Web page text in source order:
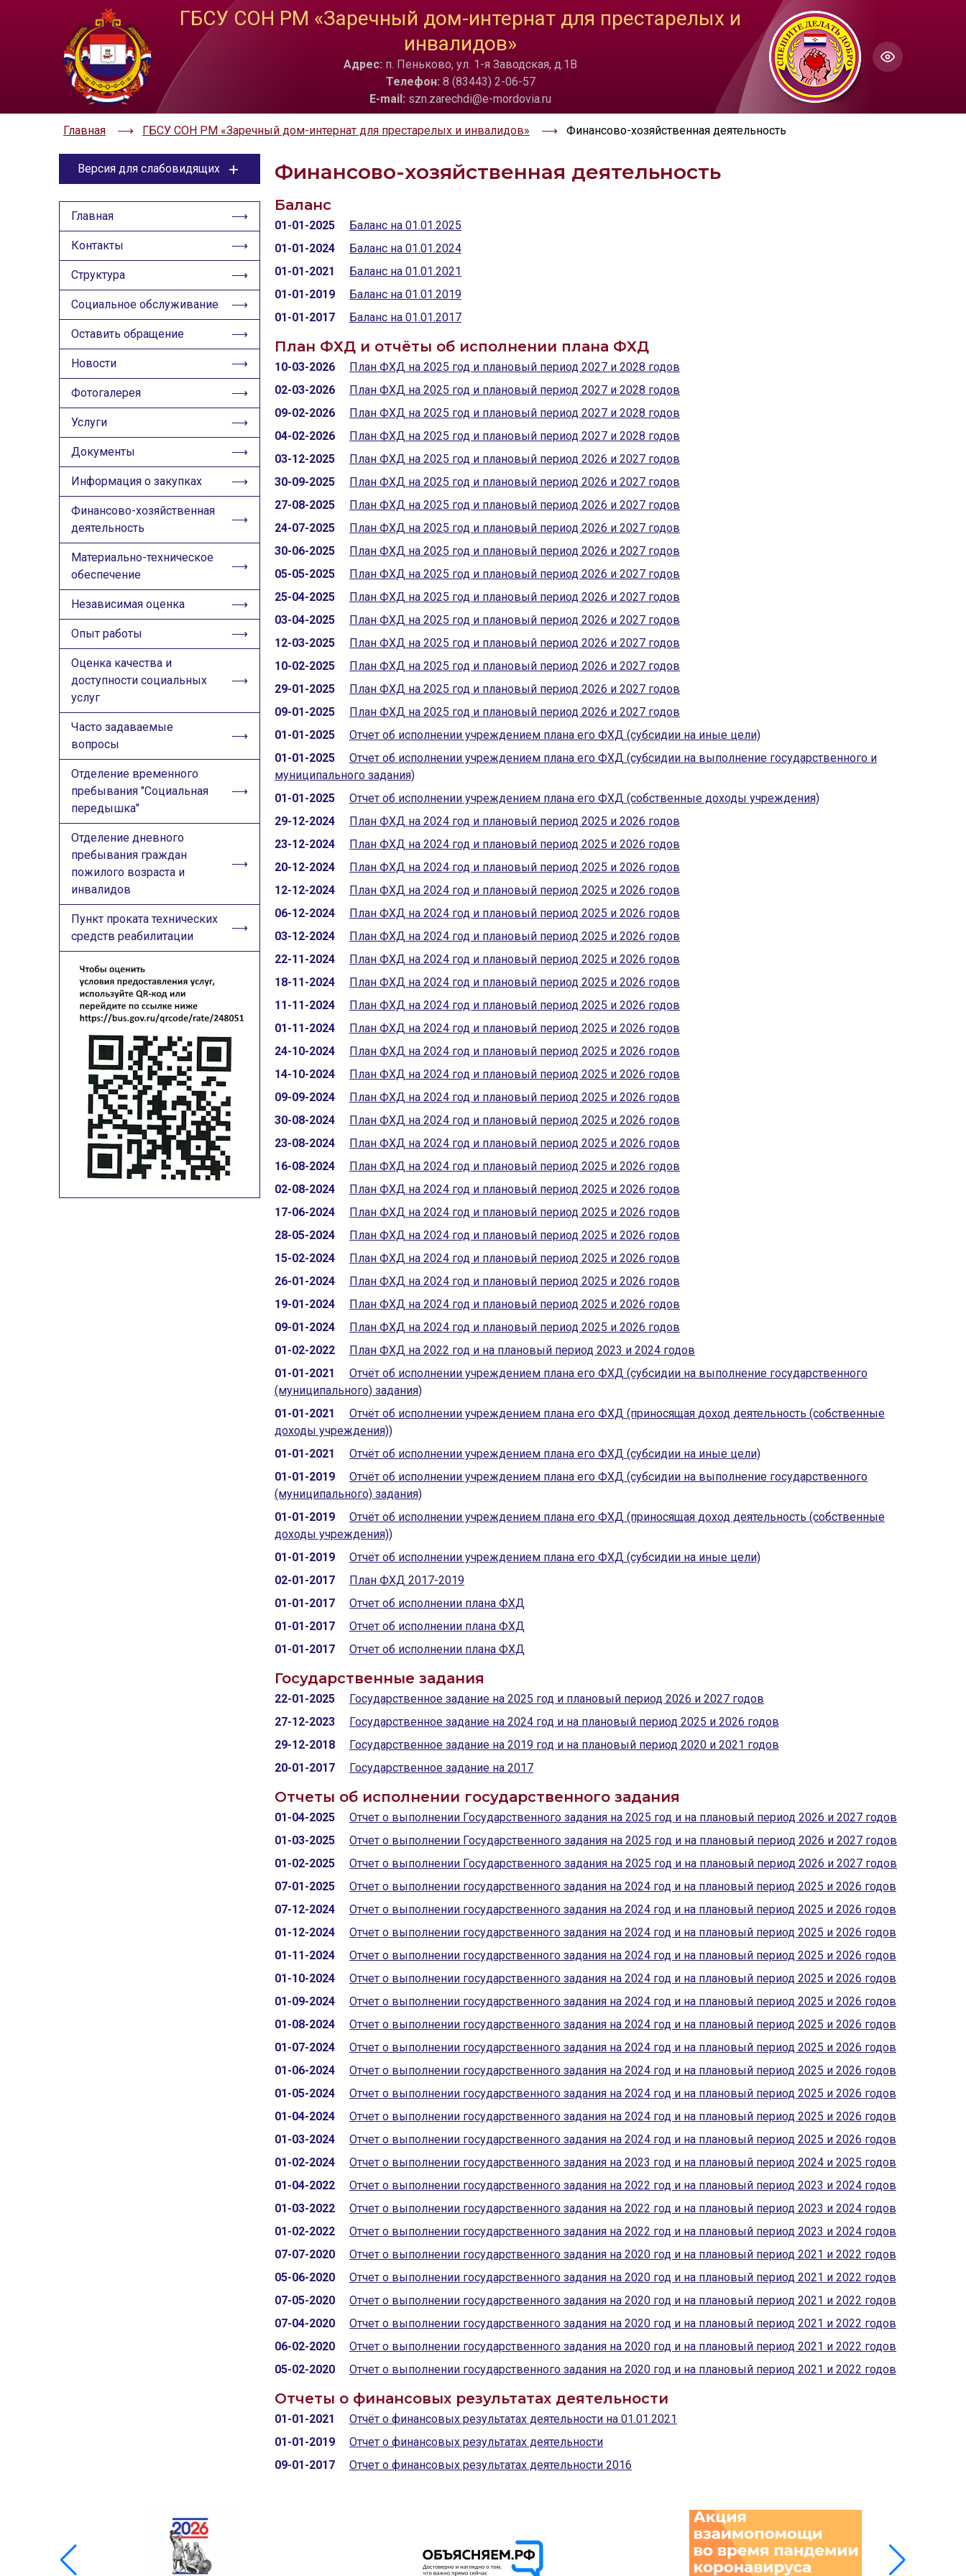
ЦВЕТОВАЯ СХЕМА
Aa Aa Aa
РАЗМЕР ТЕКСТА ИЗОБРАЖЕНИЯ
Скрыть Ч/б
ГОЛОС
Настройки по умолчанию
ГБСУ СОН РМ «Заречный дом-интернат для престарелых и
инвалидов»
Адрес: п. Пеньково, ул. 1-я Заводская, д.1В
Телефон: 8 (83443) 2-06-57
E-mail: szn.zarechdi@e-mordovia.ru
Главная ГБСУ СОН РМ «Заречный дом-интернат для престарелых и инвалидов» Финансово-хозяйственная деятельность
Версия для слабовидящих
ЦВЕТОВАЯ СХЕМА
Aa Aa Aa
Aa
ИЗОБРАЖЕНИЯ
🔊 Включить озвучивание
Настройки по умолчанию
Настройки по умолчанию
Главная
Контакты
Структура
Социальное обслуживание
Оставить обращение
Новости
Фотогалерея
Услуги
Документы
Информация о закупках
Финансово-хозяйственная
деятельность
Материально-техническое
обеспечение
Независимая оценка
Опыт работы
Оценка качества и
доступности социальных
услуг
Часто задаваемые
вопросы
Отделение временного
пребывания "Социальная
передышка"
Отделение дневного
пребывания граждан
пожилого возраста и
инвалидов
Пункт проката технических
средств реабилитации
Финансово-хозяйственная деятельность
Баланс
01-01-2025
Баланс на 01.01.2025
01-01-2024
Баланс на 01.01.2024
01-01-2021
Баланс на 01.01.2021
01-01-2019
Баланс на 01.01.2019
01-01-2017
Баланс на 01.01.2017
План ФХД и отчёты об исполнении плана ФХД
10-03-2026
План ФХД на 2025 год и плановый период 2027 и 2028 годов
02-03-2026
План ФХД на 2025 год и плановый период 2027 и 2028 годов
09-02-2026
План ФХД на 2025 год и плановый период 2027 и 2028 годов
04-02-2026
План ФХД на 2025 год и плановый период 2027 и 2028 годов
03-12-2025
План ФХД на 2025 год и плановый период 2026 и 2027 годов
30-09-2025
План ФХД на 2025 год и плановый период 2026 и 2027 годов
27-08-2025
План ФХД на 2025 год и плановый период 2026 и 2027 годов
24-07-2025
План ФХД на 2025 год и плановый период 2026 и 2027 годов
30-06-2025
План ФХД на 2025 год и плановый период 2026 и 2027 годов
05-05-2025
План ФХД на 2025 год и плановый период 2026 и 2027 годов
25-04-2025
План ФХД на 2025 год и плановый период 2026 и 2027 годов
03-04-2025
План ФХД на 2025 год и плановый период 2026 и 2027 годов
12-03-2025
План ФХД на 2025 год и плановый период 2026 и 2027 годов
10-02-2025
План ФХД на 2025 год и плановый период 2026 и 2027 годов
29-01-2025
План ФХД на 2025 год и плановый период 2026 и 2027 годов
09-01-2025
План ФХД на 2025 год и плановый период 2026 и 2027 годов
01-01-2025
Отчет об исполнении учреждением плана его ФХД (субсидии на иные цели)
01-01-2025
Отчет об исполнении учреждением плана его ФХД (субсидии на выполнение государственного и
муниципального задания)
01-01-2025
Отчет об исполнении учреждением плана его ФХД (собственные доходы учреждения)
29-12-2024
План ФХД на 2024 год и плановый период 2025 и 2026 годов
23-12-2024
План ФХД на 2024 год и плановый период 2025 и 2026 годов
20-12-2024
План ФХД на 2024 год и плановый период 2025 и 2026 годов
12-12-2024
План ФХД на 2024 год и плановый период 2025 и 2026 годов
06-12-2024
План ФХД на 2024 год и плановый период 2025 и 2026 годов
03-12-2024
План ФХД на 2024 год и плановый период 2025 и 2026 годов
22-11-2024
План ФХД на 2024 год и плановый период 2025 и 2026 годов
18-11-2024
План ФХД на 2024 год и плановый период 2025 и 2026 годов
11-11-2024
План ФХД на 2024 год и плановый период 2025 и 2026 годов
01-11-2024
План ФХД на 2024 год и плановый период 2025 и 2026 годов
24-10-2024
План ФХД на 2024 год и плановый период 2025 и 2026 годов
14-10-2024
План ФХД на 2024 год и плановый период 2025 и 2026 годов
09-09-2024
План ФХД на 2024 год и плановый период 2025 и 2026 годов
30-08-2024
План ФХД на 2024 год и плановый период 2025 и 2026 годов
23-08-2024
План ФХД на 2024 год и плановый период 2025 и 2026 годов
16-08-2024
План ФХД на 2024 год и плановый период 2025 и 2026 годов
02-08-2024
План ФХД на 2024 год и плановый период 2025 и 2026 годов
17-06-2024
План ФХД на 2024 год и плановый период 2025 и 2026 годов
28-05-2024
План ФХД на 2024 год и плановый период 2025 и 2026 годов
15-02-2024
План ФХД на 2024 год и плановый период 2025 и 2026 годов
26-01-2024
План ФХД на 2024 год и плановый период 2025 и 2026 годов
19-01-2024
План ФХД на 2024 год и плановый период 2025 и 2026 годов
09-01-2024
План ФХД на 2024 год и плановый период 2025 и 2026 годов
01-02-2022
План ФХД на 2022 год и на плановый период 2023 и 2024 годов
01-01-2021
Отчёт об исполнении учреждением плана его ФХД (субсидии на выполнение государственного
(муниципального) задания)
01-01-2021
Отчёт об исполнении учреждением плана его ФХД (приносящая доход деятельность (собственные
доходы учреждения))
01-01-2021
Отчёт об исполнении учреждением плана его ФХД (субсидии на иные цели)
01-01-2019
Отчёт об исполнении учреждением плана его ФХД (субсидии на выполнение государственного
(муниципального) задания)
01-01-2019
Отчёт об исполнении учреждением плана его ФХД (приносящая доход деятельность (собственные
доходы учреждения))
01-01-2019
Отчёт об исполнении учреждением плана его ФХД (субсидии на иные цели)
02-01-2017
План ФХД 2017-2019
01-01-2017
Отчет об исполнении плана ФХД
01-01-2017
Отчет об исполнении плана ФХД
01-01-2017
Отчет об исполнении плана ФХД
Государственные задания
22-01-2025
Государственное задание на 2025 год и плановый период 2026 и 2027 годов
27-12-2023
Государственное задание на 2024 год и на плановый период 2025 и 2026 годов
29-12-2018
Государственное задание на 2019 год и на плановый период 2020 и 2021 годов
20-01-2017
Государственное задание на 2017
Отчеты об исполнении государственного задания
01-04-2025
Отчет о выполнении Государственного задания на 2025 год и на плановый период 2026 и 2027 годов
01-03-2025
Отчет о выполнении Государственного задания на 2025 год и на плановый период 2026 и 2027 годов
01-02-2025
Отчет о выполнении Государственного задания на 2025 год и на плановый период 2026 и 2027 годов
07-01-2025
Отчет о выполнении государственного задания на 2024 год и на плановый период 2025 и 2026 годов
07-12-2024
Отчет о выполнении государственного задания на 2024 год и на плановый период 2025 и 2026 годов
01-12-2024
Отчет о выполнении государственного задания на 2024 год и на плановый период 2025 и 2026 годов
01-11-2024
Отчет о выполнении государственного задания на 2024 год и на плановый период 2025 и 2026 годов
01-10-2024
Отчет о выполнении государственного задания на 2024 год и на плановый период 2025 и 2026 годов
01-09-2024
Отчет о выполнении государственного задания на 2024 год и на плановый период 2025 и 2026 годов
01-08-2024
Отчет о выполнении государственного задания на 2024 год и на плановый период 2025 и 2026 годов
01-07-2024
Отчет о выполнении государственного задания на 2024 год и на плановый период 2025 и 2026 годов
01-06-2024
Отчет о выполнении государственного задания на 2024 год и на плановый период 2025 и 2026 годов
01-05-2024
Отчет о выполнении государственного задания на 2024 год и на плановый период 2025 и 2026 годов
01-04-2024
Отчет о выполнении государственного задания на 2024 год и на плановый период 2025 и 2026 годов
01-03-2024
Отчет о выполнении государственного задания на 2024 год и на плановый период 2025 и 2026 годов
01-02-2024
Отчет о выполнении государственного задания на 2023 год и на плановый период 2024 и 2025 годов
01-04-2022
Отчет о выполнении государственного задания на 2022 год и на плановый период 2023 и 2024 годов
01-03-2022
Отчет о выполнении государственного задания на 2022 год и на плановый период 2023 и 2024 годов
01-02-2022
Отчет о выполнении государственного задания на 2022 год и на плановый период 2023 и 2024 годов
07-07-2020
Отчет о выполнении государственного задания на 2020 год и на плановый период 2021 и 2022 годов
05-06-2020
Отчет о выполнении государственного задания на 2020 год и на плановый период 2021 и 2022 годов
07-05-2020
Отчет о выполнении государственного задания на 2020 год и на плановый период 2021 и 2022 годов
07-04-2020
Отчет о выполнении государственного задания на 2020 год и на плановый период 2021 и 2022 годов
06-02-2020
Отчет о выполнении государственного задания на 2020 год и на плановый период 2021 и 2022 годов
05-02-2020
Отчет о выполнении государственного задания на 2020 год и на плановый период 2021 и 2022 годов
Отчеты о финансовых результатах деятельности
01-01-2021
Отчёт о финансовых результатах деятельности на 01.01.2021
01-01-2019
Отчет о финансовых результатах деятельности
09-01-2017
Отчет о финансовых результатах деятельности 2016